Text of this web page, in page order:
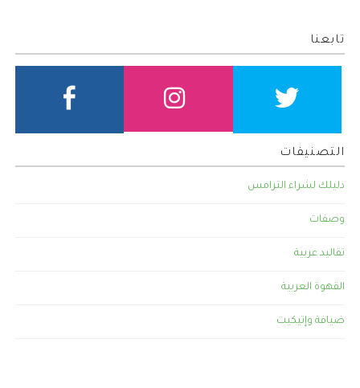
تابعنا
التصنيفات
دليلك لشراء الترامس
وصفات
تقاليد عربية
القهوة العربية
ضيافة وإتيكيت